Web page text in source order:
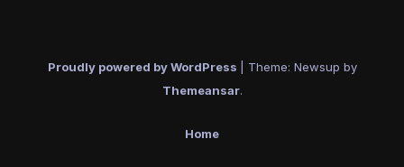
Proudly powered by WordPress
Theme: Newsup by
Themeansar.
Home